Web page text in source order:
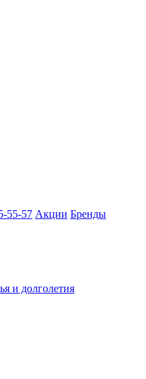
55-57 Акции Бренды
и долголетия